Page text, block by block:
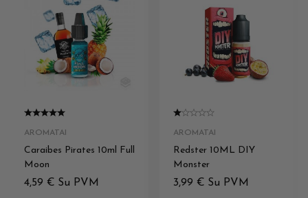
AROMATAI
Caraibes Pirates 10ml Full
Moon
4,59 € Su PVM
AROMATAI
Redster 10ML DIY
Monster
3,99 € Su PVM